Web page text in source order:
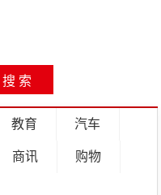
教育 汽车
商讯 购物